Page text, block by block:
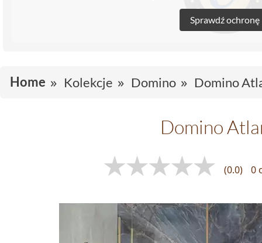
Sprawdź ochronę
Home Kolekcje Domino Domino
Domino
(0.0) 0